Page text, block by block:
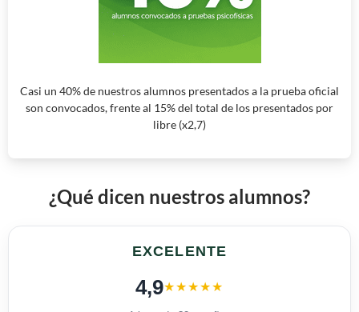
Casi un 40% de nuestros alumnos presentados a la prueba oficial
son convocados, frente al 15% del total de los presentados por
libre (x2,7)
¿Qué dicen nuestros alumnos?
EXCELENTE
4,9★★★★★